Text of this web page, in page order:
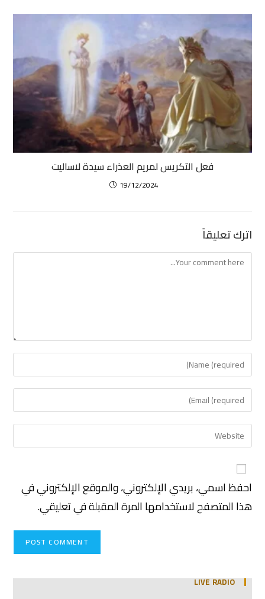
فعل التكريس لمريم العذراء سيدة لاساليت
19/12/2024
اترك تعليقاً
احفظ اسمي، بريدي الإلكتروني، والموقع الإلكتروني في
هذا المتصفح لاستخدامها المرة المقبلة في تعليقي.
LIVE RADIO